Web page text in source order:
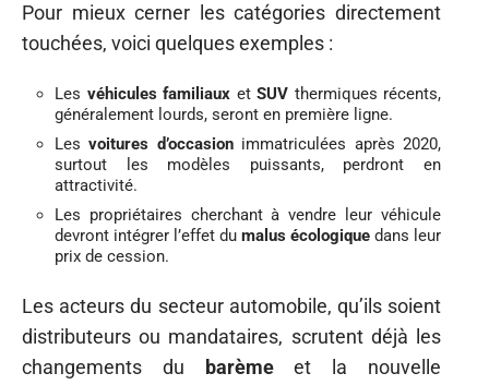
Pour mieux cerner les catégories directement
touchées, voici quelques exemples :
Les véhicules familiaux et SUV thermiques récents,
généralement lourds, seront en première ligne.
Lesvoitures d’occasionimmatriculées après 2020,
surtout les modèles puissants, perdront en
attractivité.
Les propriétaires cherchant à vendre leur véhicule
devront intégrer l’effet du malus écologique dans leur
prix de cession.
Les acteurs du secteur automobile, qu’ils soient
distributeurs ou mandataires, scrutent déjà les
changements du
barèmeet la nouvelle